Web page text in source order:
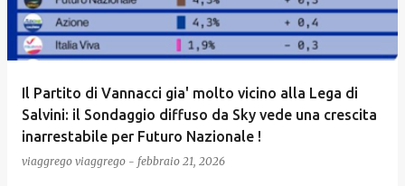
Il Partito di Vannacci gia' molto vicino alla Lega di
Salvini: il Sondaggio diffuso da Sky vede una crescita
inarrestabile per Futuro Nazionale !
viaggrego viaggrego - febbraio 21, 2026